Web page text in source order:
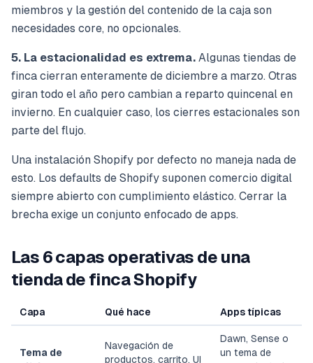
miembros y la gestión del contenido de la caja son
necesidades core, no opcionales.
5. La estacionalidad es extrema. Algunas tiendas de
finca cierran enteramente de diciembre a marzo. Otras
giran todo el año pero cambian a reparto quincenal en
invierno. En cualquier caso, los cierres estacionales son
parte del flujo.
Una instalación Shopify por defecto no maneja nada de
esto. Los defaults de Shopify suponen comercio digital
siempre abierto con cumplimiento elástico. Cerrar la
brecha exige un conjunto enfocado de apps.
Las 6 capas operativas de una
tienda de finca Shopify
Capa Qué hace Apps típicas
Tema de
Navegación de
productos, carrito, UI
Dawn, Sense o
un tema de